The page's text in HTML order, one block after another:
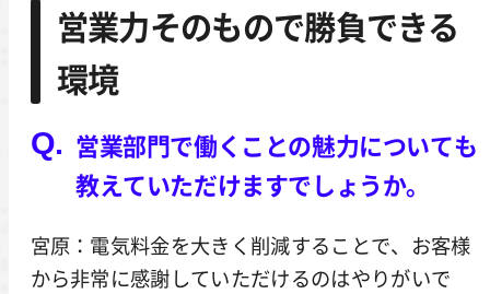
営業力そのもので勝負できる
環境
営業部門で働くことの魅力についても
教えていただけますでしょうか。
宮原：電気料金を大きく削減することで、お客様
から非常に感謝していただけるのはやりがいで